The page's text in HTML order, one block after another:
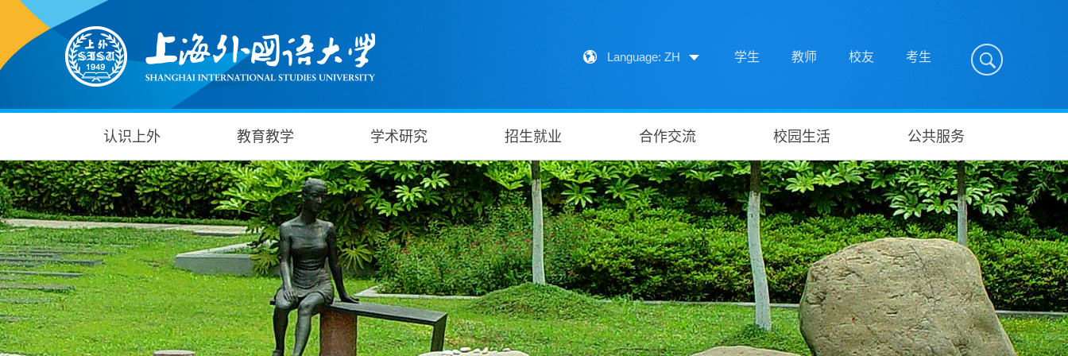
Language: ZH 学生 教师 校友 考生
认识上外 教育教学 学术研究 招生就业 合作交流 校园生活 公共服务